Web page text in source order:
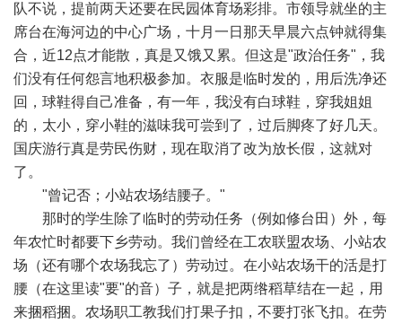
队不说，提前两天还要在民园体育场彩排。市领导就坐的主
席台在海河边的中心广场，十月一日那天早晨六点钟就得集
合，近12点才能散，真是又饿又累。但这是"政治任务"，我
们没有任何怨言地积极参加。衣服是临时发的，用后洗净还
回，球鞋得自己准备，有一年，我没有白球鞋，穿我姐姐
的，太小，穿小鞋的滋味我可尝到了，过后脚疼了好几天。
国庆游行真是劳民伤财，现在取消了改为放长假，这就对
了。
"曾记否；小站农场结腰子。"
那时的学生除了临时的劳动任务（例如修台田）外，每
年农忙时都要下乡劳动。我们曾经在工农联盟农场、小站农
场（还有哪个农场我忘了）劳动过。在小站农场干的活是打
腰（在这里读"要"的音）子，就是把两绺稻草结在一起，用
来捆稻捆。农场职工教我们打果子扣，不要打张飞扣。在劳